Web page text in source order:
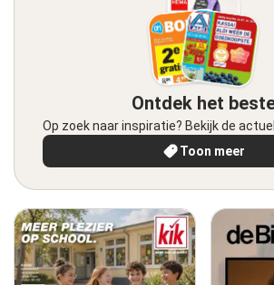
Ontdek het
Op zoek naar inspiratie? Bekijk de
Toon meer